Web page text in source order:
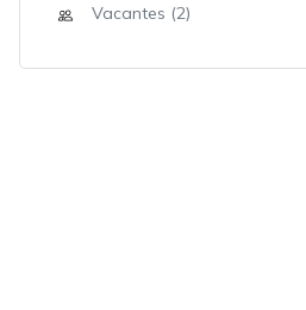
Vacantes (2)